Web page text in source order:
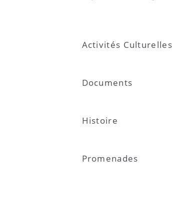
Activités Culturelles
Documents
Histoire
Promenades